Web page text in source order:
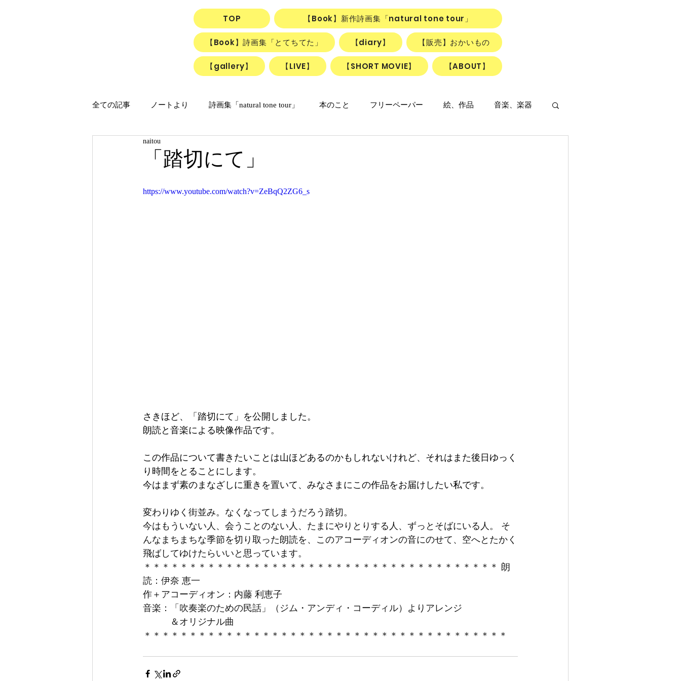
TOP 【Book】新作詩画集「natural tone tour」
【Book】詩画集「とてちてた」 【diary】 【販売】おかいもの
【gallery】 【LIVE】 【SHORT MOVIE】 【ABOUT】
全ての記事 ノートより 詩画集「natural tone tour」 本のこと フリーペーパー 絵、作品 音楽、楽器
猫
「踏切にて」
naitou
https://www.youtube.com/watch?v=ZeBqQ2ZG6_s
さきほど、「踏切にて」を公開しました。
朗読と音楽による映像作品です。
この作品について書きたいことは山ほどあるのかもしれないけれど、それはまた後日ゆっく
り時間をとることにします。
今はまず素のまなざしに重きを置いて、みなさまにこの作品をお届けしたい私です。
変わりゆく街並み。なくなってしまうだろう踏切。
今はもういない人、会うことのない人、たまにやりとりする人、ずっとそばにいる人。 そ
んなまちまちな季節を切り取った朗読を、このアコーディオンの音にのせて、空へとたかく
飛ばしてゆけたらいいと思っています。
＊＊＊＊＊＊＊＊＊＊＊＊＊＊＊＊＊＊＊＊＊＊＊＊＊＊＊＊＊＊＊＊＊＊＊＊＊＊＊ 朗
読：伊奈 恵一
作＋アコーディオン：内藤 利恵子
音楽：「吹奏楽のための民話」（ジム・アンディ・コーディル）よりアレンジ
＆オリジナル曲
＊＊＊＊＊＊＊＊＊＊＊＊＊＊＊＊＊＊＊＊＊＊＊＊＊＊＊＊＊＊＊＊＊＊＊＊＊＊＊＊